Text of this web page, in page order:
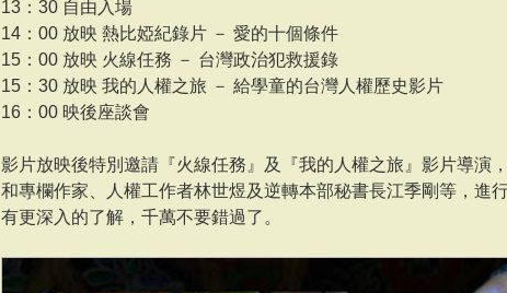
13：30 自由入場
14：00 放映 熱比婭紀錄片 － 愛的十個條件
15：00 放映 火線任務 － 台灣政治犯救援錄
15：30 放映 我的人權之旅 － 給學童的台灣人權歷史影片
16：00 映後座談會
影片放映後特別邀請『火線任務』及『我的人權之旅』影片導演
和專欄作家、人權工作者林世煜及逆轉本部秘書長江季剛等，進
有更深入的了解，千萬不要錯過了。